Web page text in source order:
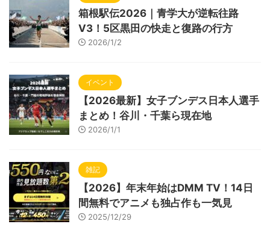
箱根駅伝2026｜青学大が逆転往路
V3！5区黒田の快走と復路の行方
2026/1/2
イベント
【2026最新】女子ブンデス日本人選手
まとめ！谷川・千葉ら現在地
2026/1/1
雑記
【2026】年末年始はDMM TV！14日
間無料でアニメも独占作も一気見
2025/12/29